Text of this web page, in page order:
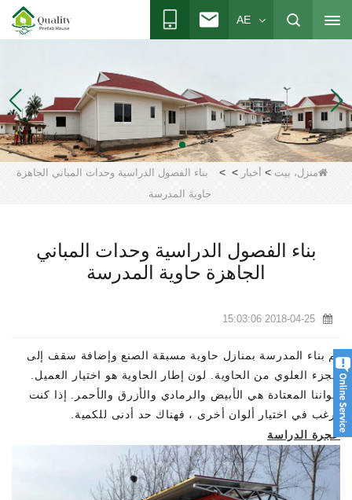
AE
منزل، بيت > أخبار >
>
بناء الفصول الدراسية وحدات المباني الجاهزة
حاوية المدرسة
بناء الفصول الدراسية وحدات المباني
الجاهزة حاوية المدرسة
2018-04-25 15:03:06
تم بناء المدرسة بمنازل حاوية مسبقة الصنع وإضافة سقف إلى
الجزء العلوي من الحاوية. لون إطار الحاوية هو اختيار العميل.
ألواننا المعتادة هي الأبيض والرمادي والأزرق والأحمر. إذا كنت
ترغب في اختيار ألوان أخرى ، فهناك حد أدنى للكمية.
حجرة الدراسة